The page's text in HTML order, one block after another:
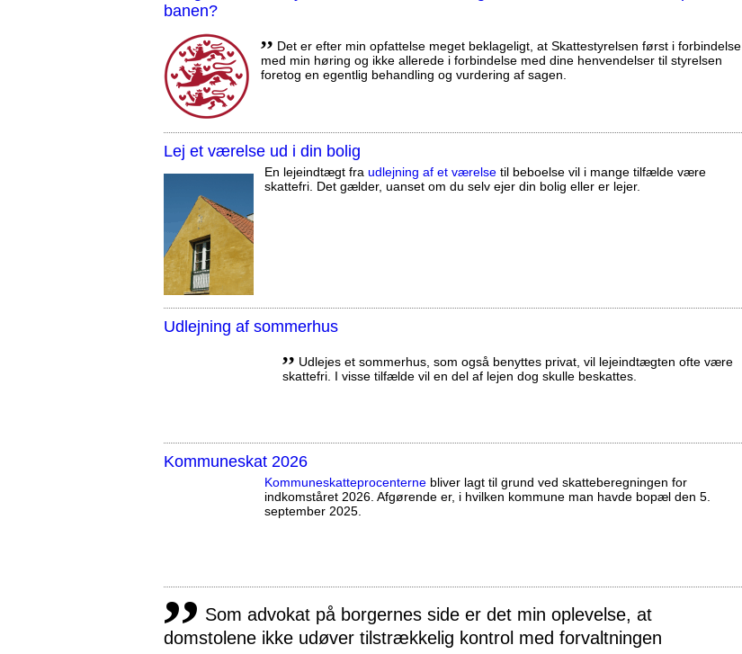
banen?
,, Det er efter min opfattelse meget beklageligt, at Skattestyrelsen først i forbindelse
med min høring og ikke allerede i forbindelse med dine henvendelser til styrelsen
foretog en egentlig behandling og vurdering af sagen.
Lej et værelse ud i din bolig
En lejeindtægt fra udlejning af et værelse til beboelse vil i mange tilfælde være
skattefri. Det gælder, uanset om du selv ejer din bolig eller er lejer.
Udlejning af sommerhus
,, Udlejes et sommerhus, som også benyttes privat, vil lejeindtægten ofte være
skattefri. I visse tilfælde vil en del af lejen dog skulle beskattes.
Kommuneskat 2026
Kommuneskatte­procenterne bliver lagt til grund ved skatteberegningen for
indkomståret 2026. Afgørende er, i hvilken kommune man havde bopæl den 5.
september 2025.
,, Som advokat på borgernes side er det min oplevelse, at
domstolene ikke udøver tilstrækkelig kontrol med forvaltningen